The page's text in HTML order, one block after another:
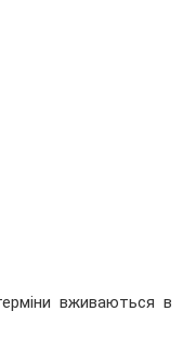
вживаються в